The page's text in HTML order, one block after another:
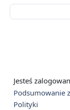
Jesteś
Podsumowanie
Polityki